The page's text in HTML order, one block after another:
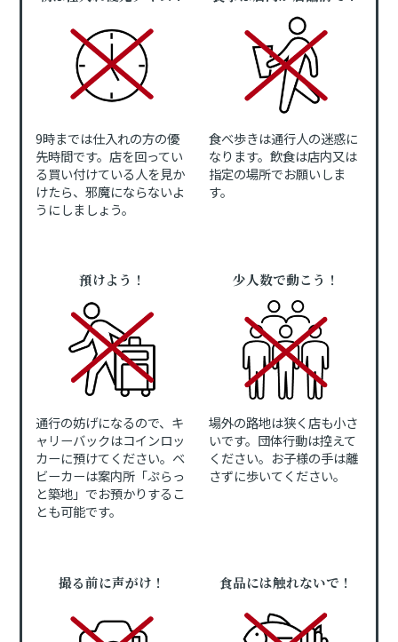
9時までは仕入れの方の優
先時間です。店を回ってい
る買い付けている人を見か
けたら、邪魔にならないよ
うにしましょう。
食べ歩きは通行人の迷惑に
なります。飲食は店内又は
指定の場所でお願いしま
す。
預けよう！
通行の妨げになるので、キ
ャリーバックはコインロッ
カーに預けてください。ベ
ビーカーは案内所「ぷらっ
と築地」でお預かりするこ
とも可能です。
少人数で動こう！
場外の路地は狭く店も小さ
いです。団体行動は控えて
ください。お子様の手は離
さずに歩いてください。
撮る前に声がけ！ 食品には触れないで！